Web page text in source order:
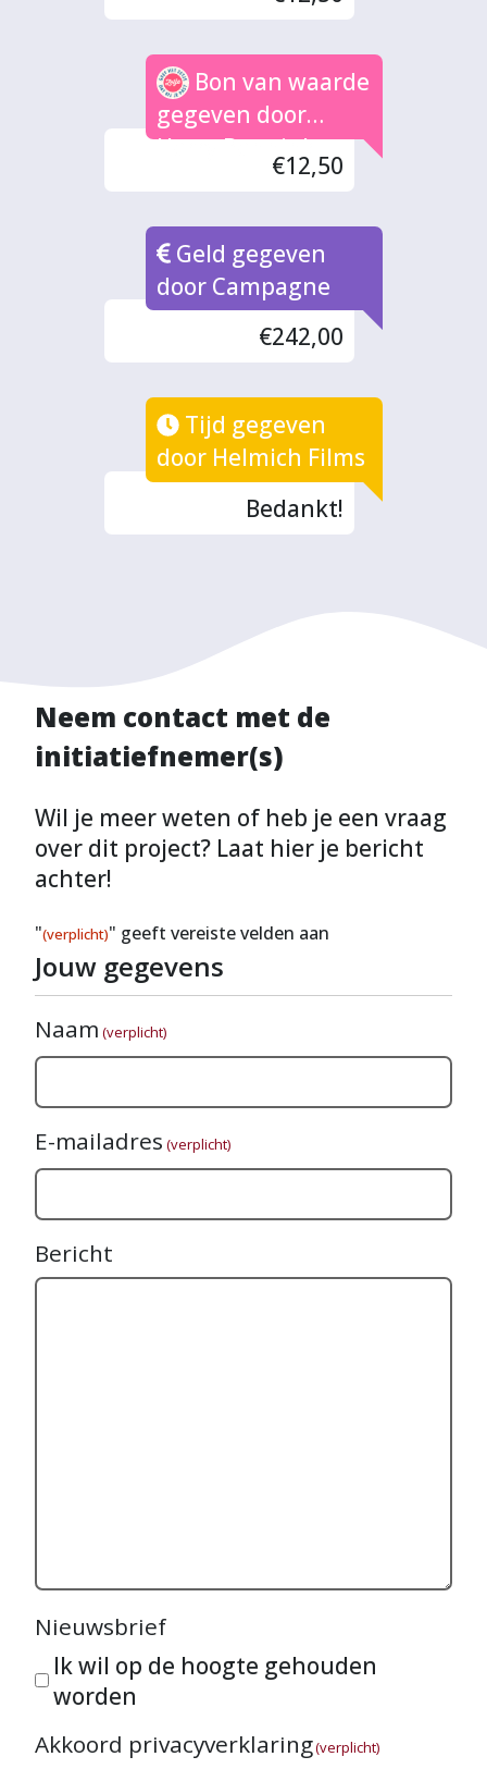
Bon van waarde
gegeven door
Harry Bannink
€12,50
Geld gegeven
door Campagne
€242,00
Tijd gegeven
door Helmich Films
Bedankt!
Neem contact met de
initiatiefnemer(s)
Wil je meer weten of heb je een vraag
over dit project? Laat hier je bericht
achter!
"(verplicht)" geeft vereiste velden aan
Jouw gegevens
Naam (verplicht)
E-mailadres (verplicht)
Bericht
Nieuwsbrief
Ik wil op de hoogte gehouden
worden
Akkoord privacyverklaring(verplicht)